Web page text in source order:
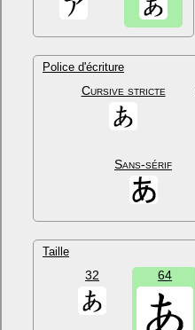
Police d'écriture
Cursive stricte
Sans-sérif
Taille
32 64